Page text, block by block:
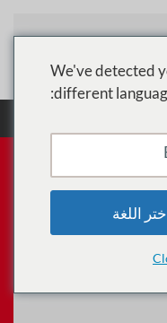
We've detected
different